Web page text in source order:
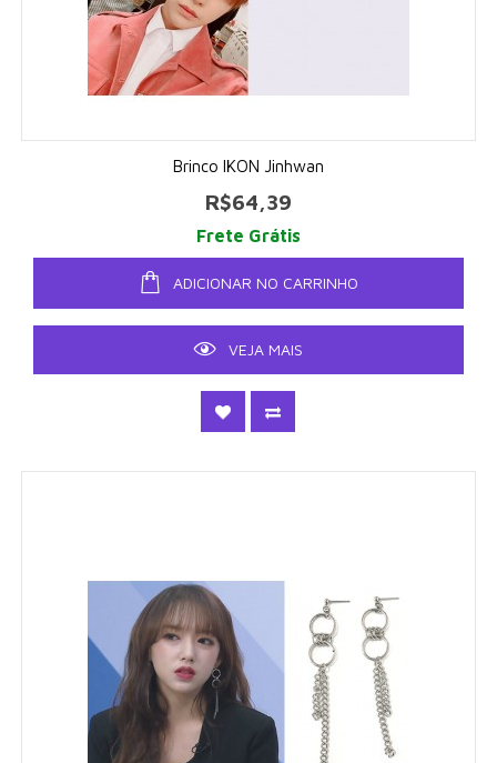
Brinco IKON Jinhwan
R$64,39
Frete Grátis
ADICIONAR NO CARRINHO
VEJA MAIS